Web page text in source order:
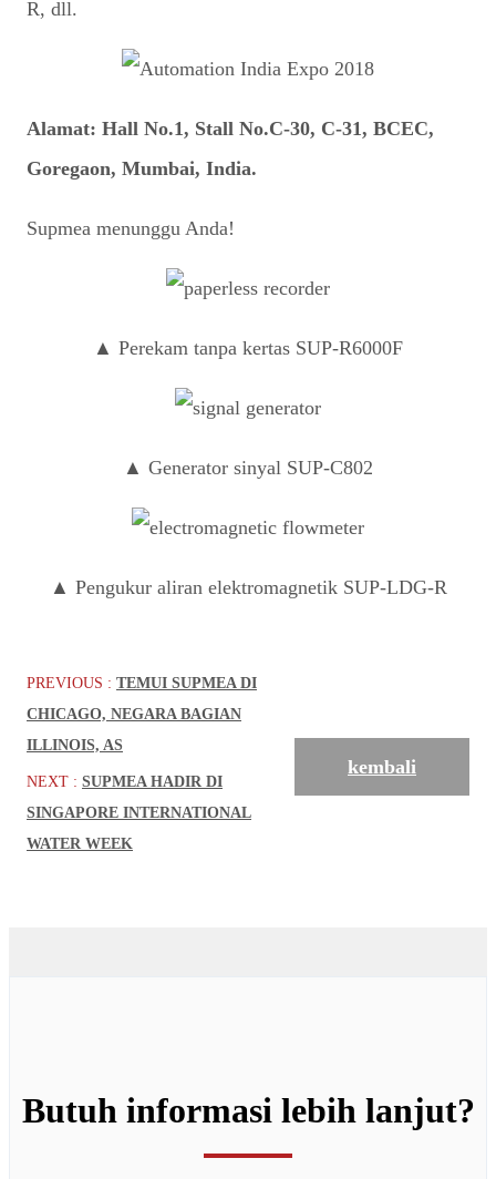
R, dll.
Alamat: Hall No.1, Stall No.C-30, C-31, BCEC,
Goregaon, Mumbai, India.
Supmea menunggu Anda!
▲ Perekam tanpa kertas SUP-R6000F
▲ Generator sinyal SUP-C802
▲ Pengukur aliran elektromagnetik SUP-LDG-R
PREVIOUS : TEMUI SUPMEA DI
CHICAGO, NEGARA BAGIAN
ILLINOIS, AS
NEXT : SUPMEA HADIR DI
SINGAPORE INTERNATIONAL
WATER WEEK
kembali
Butuh informasi lebih lanjut?